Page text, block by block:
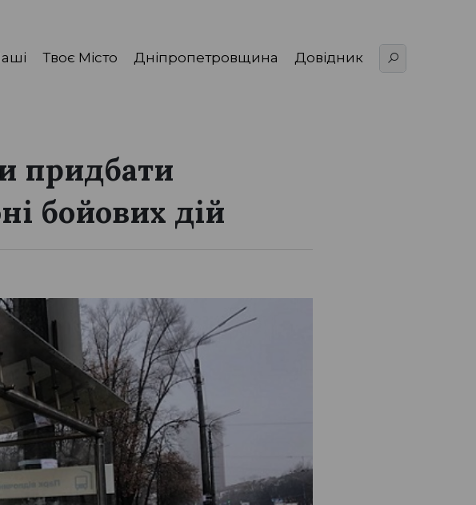
Твоє Місто Дніпропетровщина Довідник
придбати
бойових дій